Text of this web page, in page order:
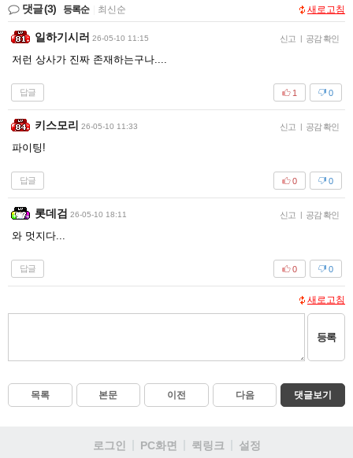
댓글(3) 등록순 최신순 새로고침
일하기시러 26-05-10 11:15 신고 | 공감 확인
저런 상사가 진짜 존재하는구나....
답글 0
1
키스모리 26-05-10 11:33 신고 | 공감 확인
파이팅!
답글 0
0
롯데검 26-05-10 18:11 신고 | 공감 확인
와 멋지다...
답글 0
0
새로고침
등록
목록 본문 이전 다음 댓글보기
로그인 PC화면 퀵링크 설정